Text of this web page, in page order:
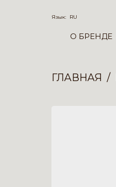
Язык: RU
О БРЕНДЕ
ГЛАВНАЯ